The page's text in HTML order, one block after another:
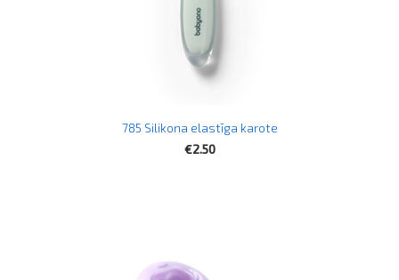
785 Silikona elastīga karote
€2.50